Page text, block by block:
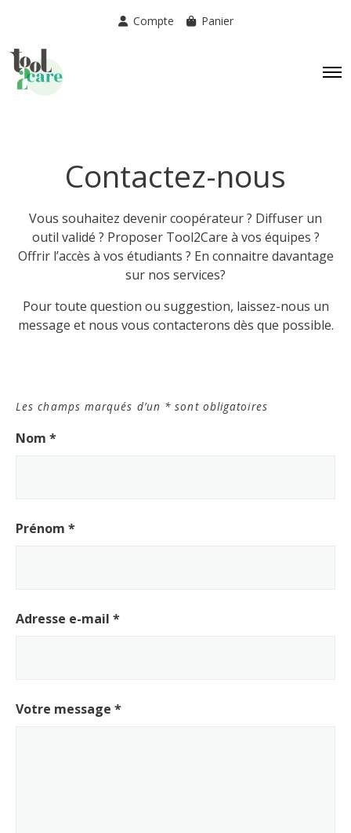
Compte Panier
Contactez-nous
Vous souhaitez devenir coopérateur ? Diffuser un
outil validé ? Proposer Tool2Care à vos équipes ?
Offrir l’accès à vos étudiants ? En connaitre davantage
sur nos services?
Pour toute question ou suggestion, laissez-nous un
message et nous vous contacterons dès que possible.
Les champs marqués d’un * sont obligatoires
Nom *
Prénom *
Adresse e-mail *
Votre message *